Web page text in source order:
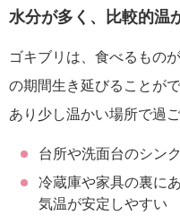
水分が多く、比較的温
ゴキブリは、食べるもの
の期間生き延びることが
あり少し温かい場所で過
台所や洗面台のシン
冷蔵庫や家具の裏に
気温が安定しやすい